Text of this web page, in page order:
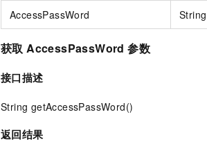
AccessPassWord String
获取 AccessPassWord 参数
接口描述
String getAccessPassWord()
返回结果